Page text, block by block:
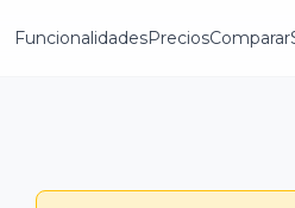
FuncionalidadesPreciosComparar